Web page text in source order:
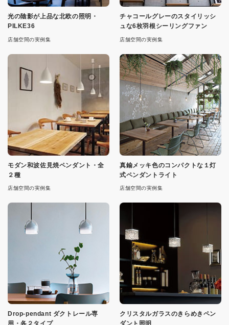
光の陰影が上品な北欧の照明・
PILKE36
店舗空間の実例集
チャコールグレーのスタイリッシ
ュな6枚羽根シーリングファン
店舗空間の実例集
モダン和波佐見焼ペンダント・全
２種
店舗空間の実例集
真鍮メッキ色のコンパクトな１灯
式ペンダントライト
店舗空間の実例集
Drop-pendant ダクトレール専
用・各２タイプ
クリスタルガラスのきらめきペン
ダント照明